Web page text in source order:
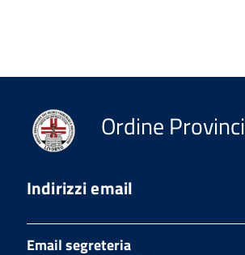
Ordine
Indirizzi email
Email segreteria